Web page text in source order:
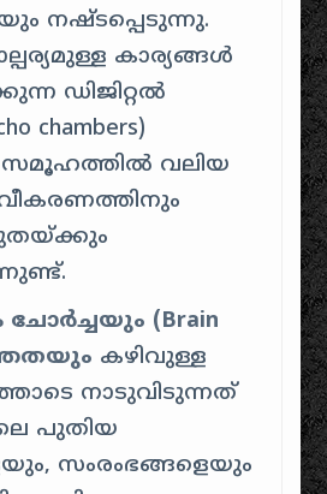
നഷ്ടപ്പെടുന്നു.
കാര്യങ്ങൾ
ഡിജിറ്റൽ
chambers)
വലിയ
(Brain
കഴിവുള്ള
നാടുവിടുന്നത്
പുതിയ
സംരംഭങ്ങളെയും